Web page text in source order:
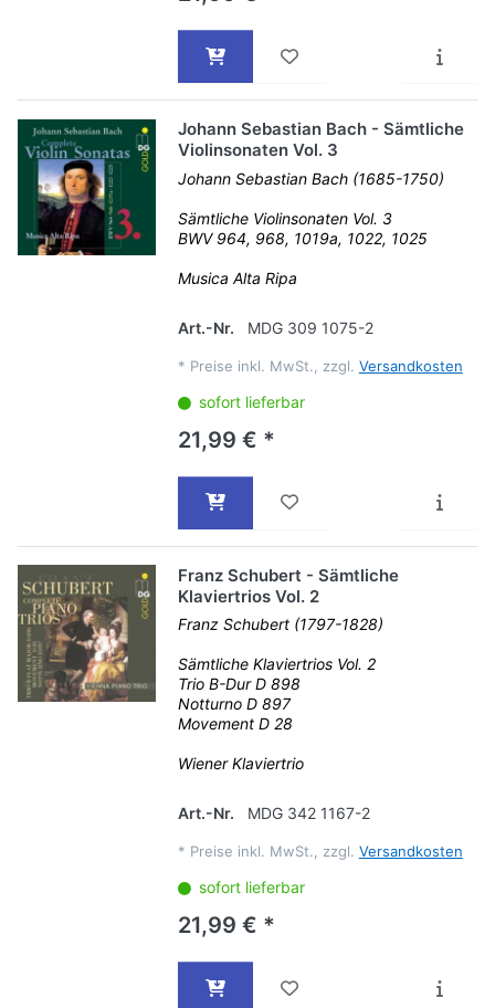
Johann Sebastian Bach - Sämtliche
Violinsonaten Vol. 3
Johann Sebastian Bach (1685-1750)
Sämtliche Violinsonaten Vol. 3
BWV 964, 968, 1019a, 1022, 1025
Musica Alta Ripa
Art.-Nr. MDG 309 1075-2
* Preise inkl. MwSt., zzgl. Versandkosten
sofort lieferbar
21,99 € *
Franz Schubert - Sämtliche
Klaviertrios Vol. 2
Franz Schubert (1797-1828)
Sämtliche Klaviertrios Vol. 2
Trio B-Dur D 898
Notturno D 897
Movement D 28
Wiener Klaviertrio
Art.-Nr. MDG 342 1167-2
* Preise inkl. MwSt., zzgl. Versandkosten
sofort lieferbar
21,99 € *